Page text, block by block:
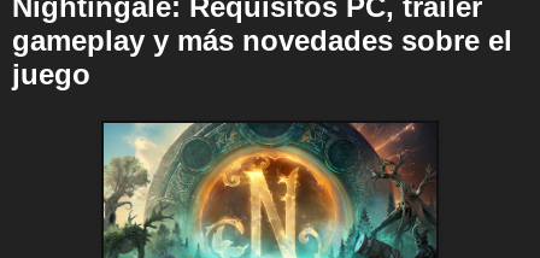
Nightingale: Requisitos PC, tráiler
gameplay y más novedades sobre el
juego